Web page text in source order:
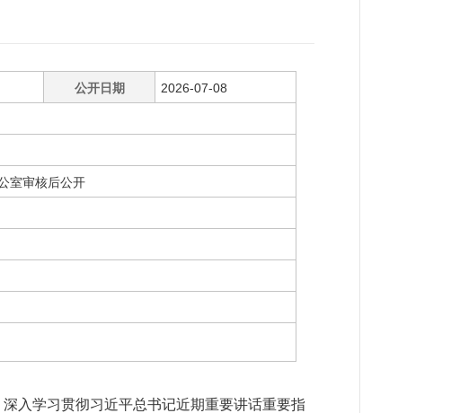
公开日期 2026-07-08
室审核后公开
入学习贯彻习近平总书记近期重要讲话重要指